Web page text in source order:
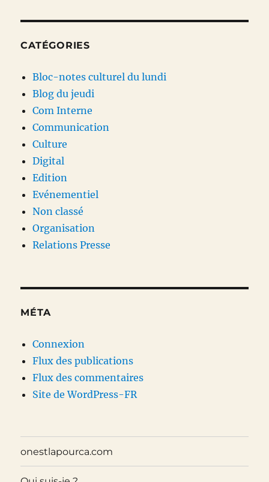
CATÉGORIES
Bloc-notes culturel du lundi
Blog du jeudi
Com Interne
Communication
Culture
Digital
Edition
Evénementiel
Non classé
Organisation
Relations Presse
MÉTA
Connexion
Flux des publications
Flux des commentaires
Site de WordPress-FR
onestlapourca.com